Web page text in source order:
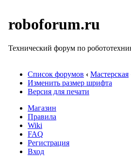
roboforum.ru
Технический форум по
Список форумов ‹ Мастерская
Изменить размер шрифта
Версия для печати
Магазин
Правила
Wiki
FAQ
Регистрация
Вход